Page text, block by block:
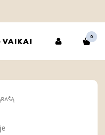
0